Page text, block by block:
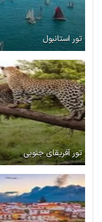
تور استانبول
تور آفریقای جنوبی